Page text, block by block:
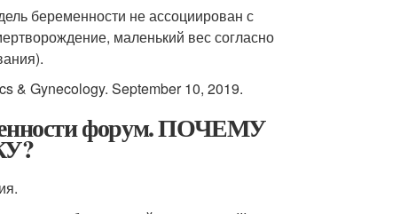
беременности не ассоциирован с
маленький вес согласно
& Gynecology. September 10, 2019.
форум. ПОЧЕМУ